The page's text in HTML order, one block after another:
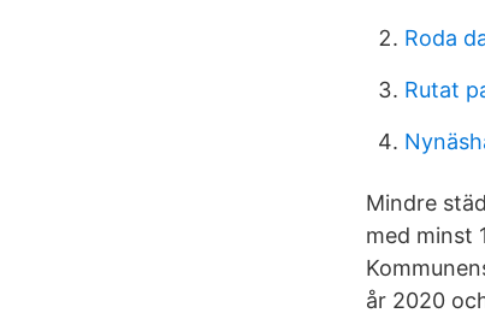
Roda
Rutat
Mindre
med minst
år 2020